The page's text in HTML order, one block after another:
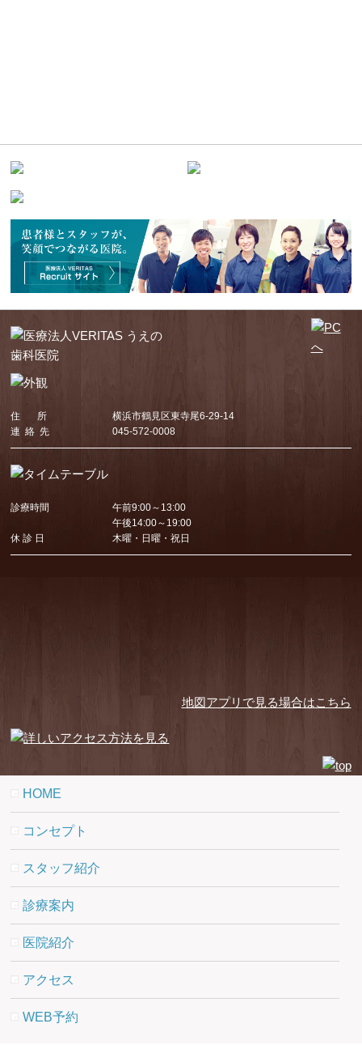
住 所
横浜市鶴見区東寺尾6-29-14
連 絡 先
045-572-0008
診療時間
午前9:00～13:00
午後14:00～19:00
休 診 日
木曜・日曜・祝日
地図アプリで見る場合はこちら
HOME
コンセプト
スタッフ紹介
診療案内
医院紹介
アクセス
WEB予約